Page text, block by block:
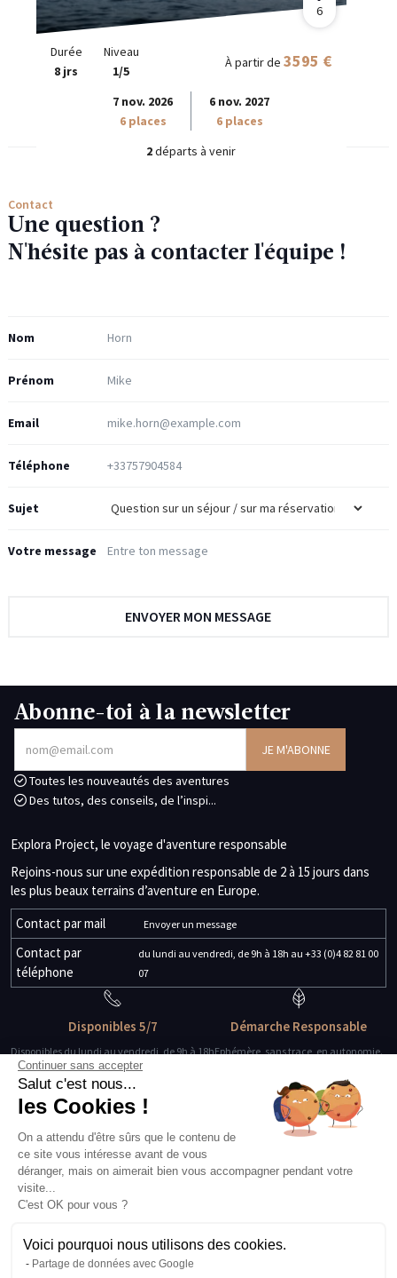
6
Durée
8 jrs
Niveau
1/5
À partir de 3595 €
7 nov. 2026
6 places
6 nov. 2027
6 places
2départs à venir
Contact
Une question ?
N'hésite pas à contacter l'équipe !
Nom
Prénom
Email
Téléphone
Sujet
Votre message
Abonne-toi à la newsletter
Toutes les nouveautés des aventures
Des tutos, des conseils, de l’inspi...
Explora Project, le voyage d'aventure responsable
Rejoins-nous sur une expédition responsable de 2 à 15 jours dans
les plus beaux terrains d’aventure en Europe.
Contact par mail
Envoyer un message
Contact par
téléphone
du lundi au vendredi, de 9h à 18h au +33 (0)4 82 81 00
07
Disponibles 5/7
Disponibles du lundi au vendredi, de 9h à 18h
Des guides-explorateurs
Démarche Responsable
Ephémère, sans trace, en autonomie.
Matériel de qualité
Testé, éprouvé, certifié.
À propos
Conditions générales de vente
Conditions générales d'utilisation
Continuer sans accepter
Salut c'est nous...
les Cookies !
On a attendu d'être sûrs que le contenu de
ce site vous intéresse avant de vous
déranger, mais on aimerait bien vous accompagner pendant votre
visite...
C'est OK pour vous ?
Voici pourquoi nous utilisons des cookies.
Partage de données avec Google